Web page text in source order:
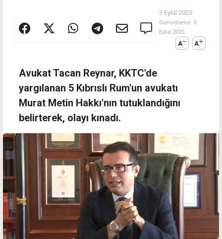
3 Eylül 2025
Güncelleme: 3
Eylül 2025
A A
Avukat Tacan Reynar, KKTC'de
yargılanan 5 Kıbrıslı Rum'un avukatı
Murat Metin Hakkı'nın tutuklandığını
belirterek, olayı kınadı.